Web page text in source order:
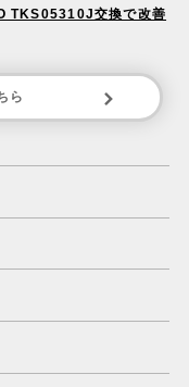
TKS05310J交換で改善
ら